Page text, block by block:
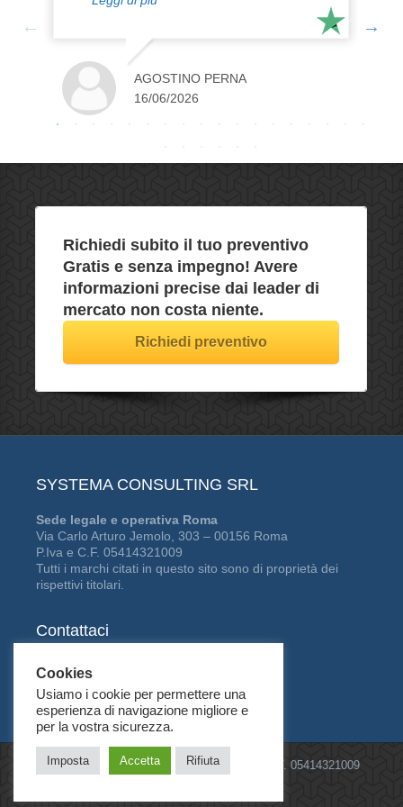
certificazione ESCO con estrema
professionalità, chiarezza e puntualità. Il
team di consulenti si distingue per
l'altissima competenza e per la capacità
di semplificare processi normativi
complessi. Un partner strategico e
affidabile per la crescita e l'adeguamento
della propria azienda. Consigliatissimo!"
AGOSTINO PERNA
16/06/2026
Richiedi subito il tuo preventivo
Gratis e senza impegno! Avere
informazioni precise dai leader di
mercato non costa niente.
Richiedi preventivo
SYSTEMA CONSULTING SRL
Sede legale e operativa Roma
Via Carlo Arturo Jemolo, 303 – 00156 Roma
P.Iva e C.F. 05414321009
Tutti i marchi citati in questo sito sono di proprietà dei
rispettivi titolari.
Contattaci
Tel: 06 41229361
Fax:06 94443312
E-mail: info@scitalia.com
©2026Systema Consulting Srl| P.IVA e C.F. 05414321009
Cookies
Usiamo i cookie per permettere una
esperienza di navigazione migliore e
per la vostra sicurezza.
Imposta Accetta Rifiuta